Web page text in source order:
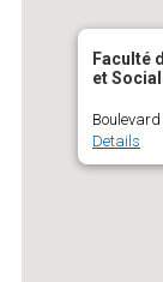
Faculté
et
Details